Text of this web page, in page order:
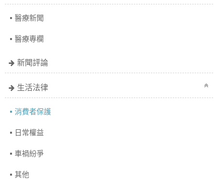
醫療新聞
醫療專欄
新聞評論
生活法律
消費者保護
日常權益
車禍紛爭
其他